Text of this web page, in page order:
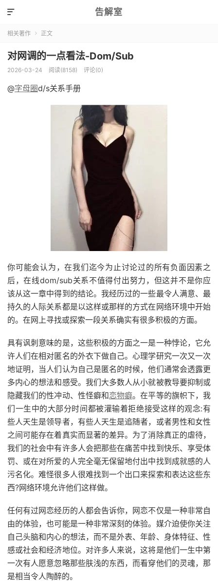
告解室

相关著作  正文
对网调的一点看法-Dom/Sub
2026-03-24 阅读(8158) 评论(0)
@字母圈d/s关系手册
你可能会认为，在我们迄今为止讨论过的所有负面因素之
后，在线dom/sub关系不值得付出努力，但这并不是你应
该从这一章中得到的结论。我经历过的一些最令人满意、最
持久的人际关系都是以这样或那样的方式在网络环境中开始
的。在网上寻找或探索一段关系确实有很多积极的方面。
具有讽刺意味的是，这些积极的方面之一是一种悖论，它允
许人们在相对匿名的外衣下做自己。心理学研究一次又一次
地证明，当人们认为自己是匿名的时候，他们通常会透露更
多内心的想法和感受。我们大多数人从小就被教导要抑制或
隐藏我们的性冲动、性怪癖和恋物癖。在平等的旗帜下，我
们一生中的大部分时间都被灌输着拒绝接受这样的观念:有
些人天生是领导者，有些人天生是追随者，或者男性和女性
之间可能存在着真实而显著的差异。为了消除真正的虐待，
我们的社会中有许多人会把那些在痛苦中找到快乐、享受体
罚、或在对所爱的人完全毫无保留地付出中找到成就感的人
污名化。难怪很多人很难找到一个出口来探索和表达这些东
西?网络环境允许他们这样做。
任何有过网恋经历的人都会告诉你，网恋不仅是一种非常自
由的体验，也可能是一种非常深刻的体验。媒介迫使你关注
自己头脑和内心的想法，而不是外表、年龄、身体特征、性
感或社会和经济地位。对许多人来说，这将是他们一生中第
一次有人愿意忽略那些肤浅的东西，而看穿他们的灵魂，那
是相当令人陶醉的。